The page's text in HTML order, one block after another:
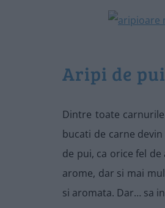
Aripi de
Dintre toate
bucati de carne
de pui, ca orice fel
arome, dar si mai
si aromata. Dar… sa